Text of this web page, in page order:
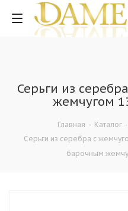
Серьги из
жемчугом
Главная - Каталог -
Серьги из серебра с
барочным